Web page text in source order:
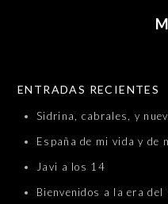
ENTRADAS RECIENTES
Sidrina, cabrales, y
España de mi vida y de
Javi a los 14
Bienvenidos a la era